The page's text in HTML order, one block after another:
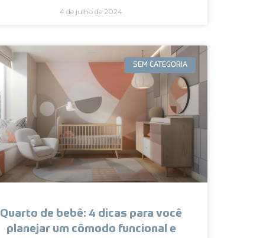
4 de julho de 2024
SEM CATEGORIA
Quarto de bebê: 4 dicas para você
planejar um cômodo funcional e